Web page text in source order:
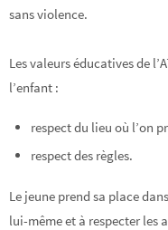
sans violence.
Les valeurs éducatives de
l’enfant :
respect du lieu où l’on
respect des règles.
Le jeune prend sa place
lui-même et à respecter les